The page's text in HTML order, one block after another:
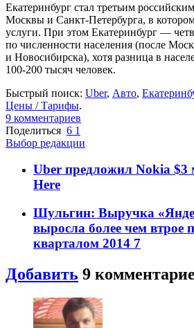
Екатеринбург стал третьим
Москвы и Санкт-Петербурга, в
услуги. При этом Екатеринбург —
по численности населения (после
и Новосибирска), хотя разница в
100-200 тысяч человек.
Быстрый поиск: Uber, Авто,
Цены / Тарифы.
9 комментариев
Поделиться 6 1
Выбор редакции
Uber предложил Nokia $3
Here
Шульгин: Выручка
выросла более чем втрое
кварталом 2014 7
Добавить 9